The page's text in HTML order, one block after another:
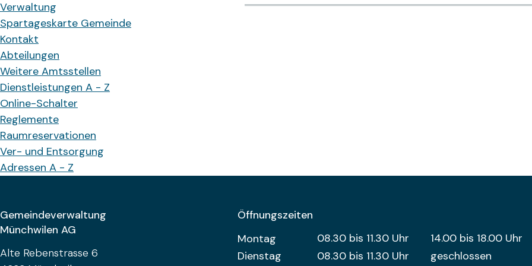
Verwaltung
Spartageskarte Gemeinde
Kontakt
Abteilungen
Weitere Amtsstellen
Dienstleistungen A - Z
Online-Schalter
Reglemente
Raumreservationen
Ver- und Entsorgung
Adressen A - Z
Gemeindeverwaltung
Münchwilen AG
Alte Rebenstrasse 6
Öffnungszeiten
Wochentag
Öffnungszeiten Vormittag
Montag 08.30 bis 11.30 Uhr
14.00 bis 18.00 Uhr
Dienstag
08.30 bis 11.30 Uhr geschlossen